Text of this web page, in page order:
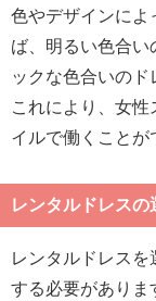
色やデザインによ
ば、明るい色合い
ックな色合いのド
これにより、女
イルで働くことが
レンタルドレスの
レンタルドレス
する必要がありま